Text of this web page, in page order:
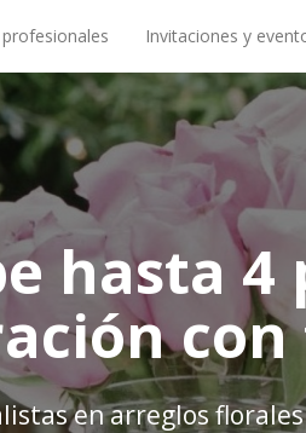
Invitaciones y
hasta
en arreglos